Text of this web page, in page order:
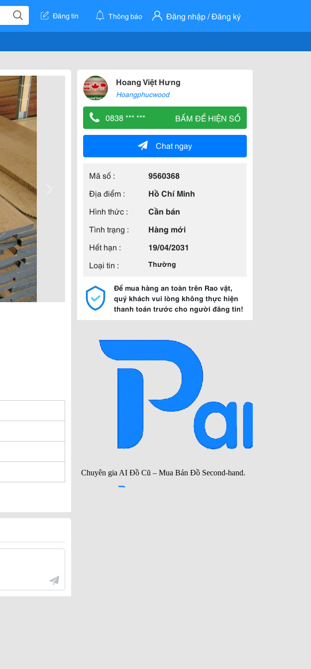
Đăng tin Thông báo Đăng nhập / Đăng ký
Hoang Việt Hưng
Hoangphucwood
0838 *** *** BẤM ĐỂ HIỆN SỐ
Chat ngay
Mã số :
9560368
Địa điểm :
Hồ Chí Minh
Hình thức :
Cần bán
Tình trạng :
Hàng mới
Hết hạn :
19/04/2031
Loại tin :
Thường
Để mua hàng an toàn trên Rao vặt,
quý khách vui lòng không thực hiện
thanh toán trước cho người đăng tin!